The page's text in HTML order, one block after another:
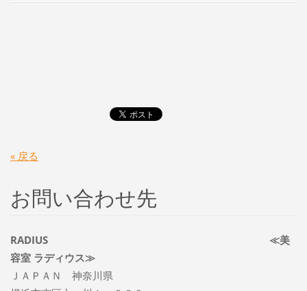
« 戻る
お問い合わせ先
RADIUS ≪美
容室 ラディウス≫
ＪＡＰＡＮ 神奈川県